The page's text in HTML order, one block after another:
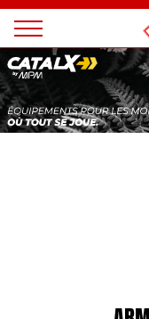
Magazine
Raids
Panneau de gestion